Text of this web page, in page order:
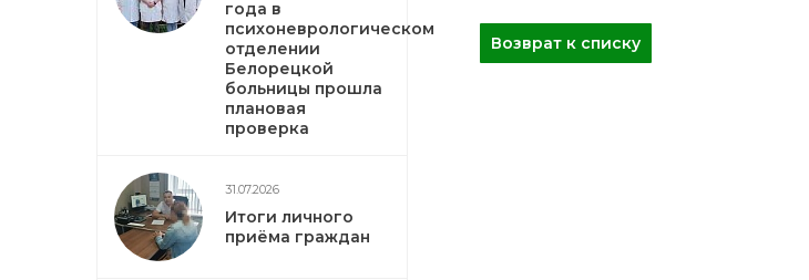
года в
психоневрологическом
отделении
Белорецкой
больницы прошла
плановая
проверка
31.07.2026
Итоги личного
приёма граждан
Возврат к списку